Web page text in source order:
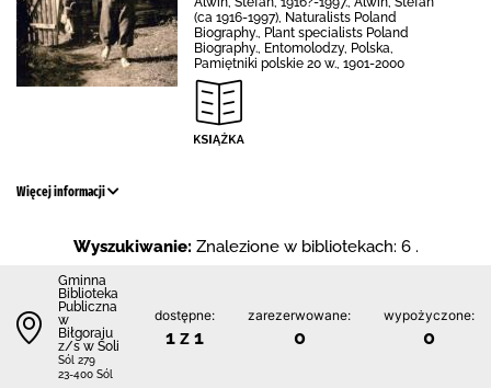
(ca 1916-1997), Naturalists Poland
Biography., Plant specialists Poland
Biography., Entomolodzy, Polska,
Pamiętniki polskie 20 w., 1901-2000
Więcej informacji
Wyszukiwanie: Znalezione w bibliotekach: 6 .
Gminna
Biblioteka
Publiczna
w
Biłgoraju
z/s w Soli
Sól 279
23-400 Sól
dostępne:
1 z 1
zarezerwowane:
0
wypożyczone:
0